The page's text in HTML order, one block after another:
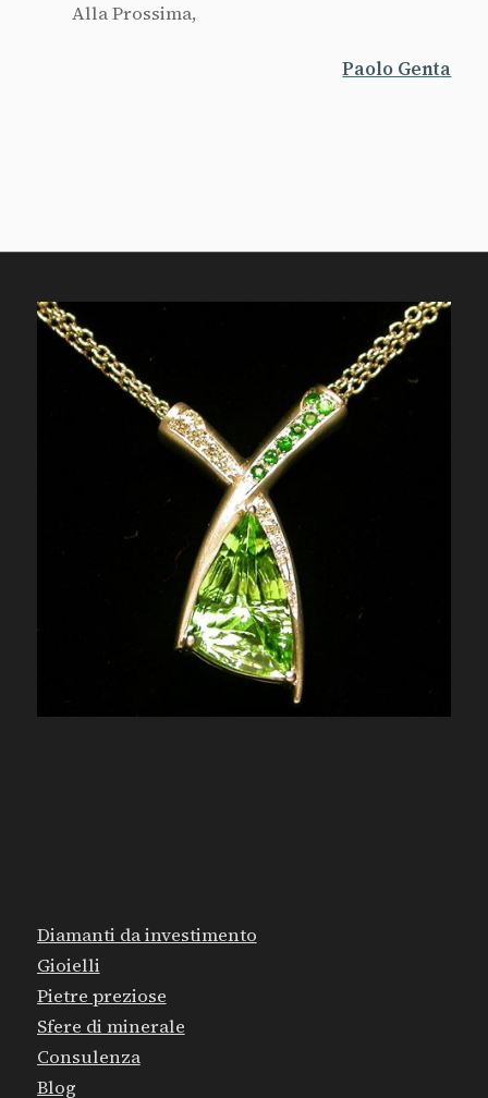
Alla Prossima,
Paolo Genta
Diamanti da investimento
Gioielli
Pietre preziose
Sfere di minerale
Consulenza
Blog